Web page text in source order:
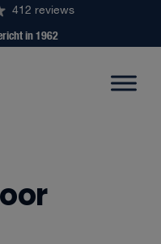
412 reviews
voertuigen